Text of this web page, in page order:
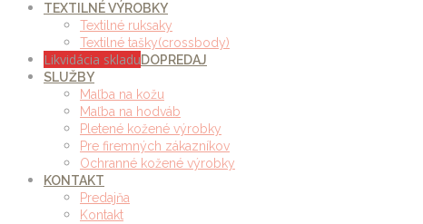
TEXTILNÉ VÝROBKY
Textilné ruksaky
Textilné tašky(crossbody)
Likvidácia skladuDOPREDAJ
SLUŽBY
Maľba na kožu
Maľba na hodváb
Pletené kožené výrobky
Pre firemných zákazníkov
Ochranné kožené výrobky
KONTAKT
Predajňa
Kontakt